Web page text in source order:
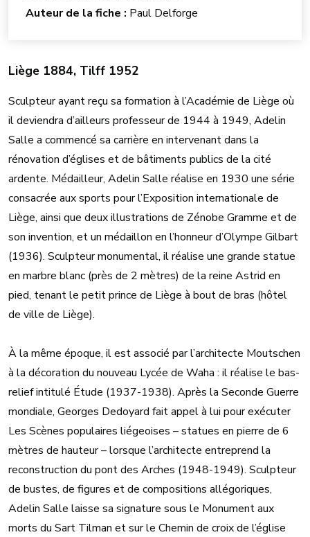
Liège 1884, Tilff 1952
Sculpteur ayant reçu sa formation à l’Académie de Liège où
il deviendra d’ailleurs professeur de 1944 à 1949, Adelin
Salle a commencé sa carrière en intervenant dans la
rénovation d’églises et de bâtiments publics de la cité
ardente. Médailleur, Adelin Salle réalise en 1930 une série
consacrée aux sports pour l’Exposition internationale de
Liège, ainsi que deux illustrations de Zénobe Gramme et de
son invention, et un médaillon en l’honneur d’Olympe Gilbart
(1936). Sculpteur monumental, il réalise une grande statue
en marbre blanc (près de 2 mètres) de la reine Astrid en
pied, tenant le petit prince de Liège à bout de bras (hôtel
de ville de Liège).
À la même époque, il est associé par l’architecte Moutschen
à la décoration du nouveau Lycée de Waha : il réalise le bas-
relief intitulé Étude (1937-1938). Après la Seconde Guerre
mondiale, Georges Dedoyard fait appel à lui pour exécuter
Les Scènes populaires liégeoises – statues en pierre de 6
mètres de hauteur – lorsque l’architecte entreprend la
reconstruction du pont des Arches (1948-1949). Sculpteur
de bustes, de figures et de compositions allégoriques,
Adelin Salle laisse sa signature sous le Monument aux
morts du Sart Tilman et sur le Chemin de croix de l’église
Auteur de la fiche : Paul Delforge